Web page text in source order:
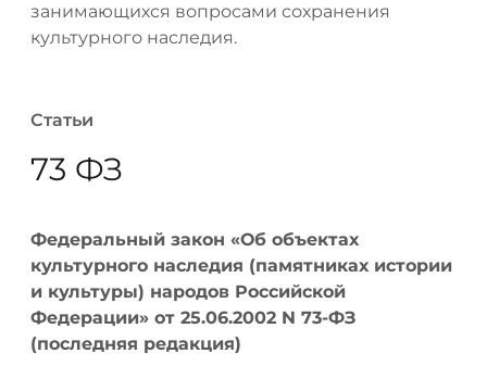
Статьи
73 ФЗ
Федеральный закон «Об объектах
культурного наследия (памятниках истории
и культуры) народов Российской
Федерации» от 25.06.2002 N 73-ФЗ
(последняя редакция)
занимающихся вопросами сохранения
культурного наследия.